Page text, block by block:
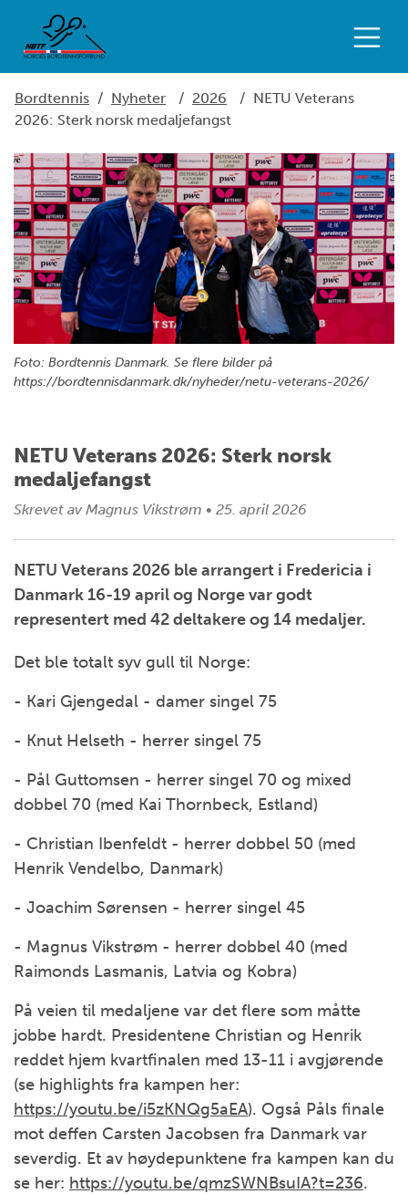
Bordtennis / Nyheter / 2026 / NETU Veterans
2026: Sterk norsk medaljefangst
Foto: Bordtennis Danmark. Se flere bilder på
https://bordtennisdanmark.dk/nyheder/netu-veterans-2026/
NETU Veterans 2026: Sterk norsk
medaljefangst
Skrevet av Magnus Vikstrøm • 25. april 2026
NETU Veterans 2026 ble arrangert i Fredericia i
Danmark 16-19 april og Norge var godt
representert med 42 deltakere og 14 medaljer.
Det ble totalt syv gull til Norge:
- Kari Gjengedal - damer singel 75
- Knut Helseth - herrer singel 75
- Pål Guttomsen - herrer singel 70 og mixed
dobbel 70 (med Kai Thornbeck, Estland)
- Christian Ibenfeldt - herrer dobbel 50 (med
Henrik Vendelbo, Danmark)
- Joachim Sørensen - herrer singel 45
- Magnus Vikstrøm - herrer dobbel 40 (med
Raimonds Lasmanis, Latvia og Kobra)
På veien til medaljene var det flere som måtte
jobbe hardt. Presidentene Christian og Henrik
reddet hjem kvartfinalen med 13-11 i avgjørende
(se highlights fra kampen her:
https://youtu.be/i5zKNQg5aEA). Også Påls finale
mot deffen Carsten Jacobsen fra Danmark var
severdig. Et av høydepunktene fra kampen kan du
se her: https://youtu.be/qmzSWNBsuIA?t=236.